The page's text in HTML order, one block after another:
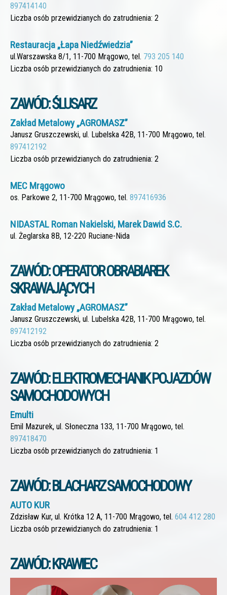
897414140
Liczba osób przewidzianych do zatrudnienia: 2
Restauracja „Łapa Niedźwiedzia”
ul.Warszawska 8/1, 11-700 Mrągowo, tel. 793 205 140
Liczba osób przewidzianych do zatrudnienia: 10
ZAWÓD: ŚLUSARZ
Zakład Metalowy „AGROMASZ”
Janusz Gruszczewski, ul. Lubelska 42B, 11-700 Mrągowo, tel.
897412192
Liczba osób przewidzianych do zatrudnienia: 2
MEC Mrągowo
os. Parkowe 2, 11-700 Mrągowo, tel. 897416936
NIDASTAL Roman Nakielski, Marek Dawid S.C.
ul. Żeglarska 8B, 12-220 Ruciane-Nida
ZAWÓD: OPERATOR OBRABIAREK
SKRAWAJĄCYCH
Zakład Metalowy „AGROMASZ”
Janusz Gruszczewski, ul. Lubelska 42B, 11-700 Mrągowo, tel.
897412192
Liczba osób przewidzianych do zatrudnienia: 2
ZAWÓD: ELEKTROMECHANIK POJAZDÓW
SAMOCHODOWYCH
Emulti
Emil Mazurek, ul. Słoneczna 133, 11-700 Mrągowo, tel.
897418470
Liczba osób przewidzianych do zatrudnienia: 1
ZAWÓD: BLACHARZ SAMOCHODOWY
AUTO KUR
Zdzisław Kur, ul. Krótka 12 A, 11-700 Mrągowo, tel. 604 412 280
Liczba osób przewidzianych do zatrudnienia: 1
ZAWÓD: KRAWIEC